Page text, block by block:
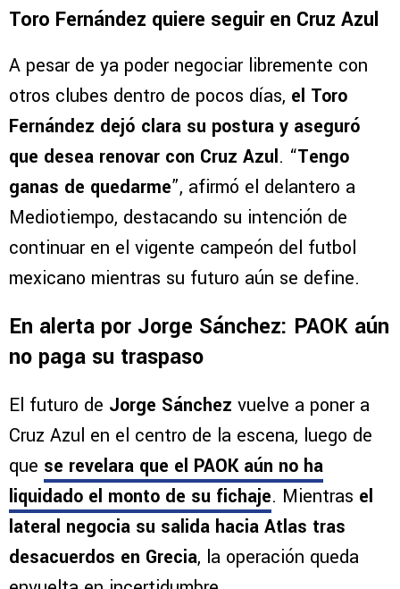
Toro Fernández quiere seguir en Cruz Azul
A pesar de ya poder negociar libremente con
otros clubes dentro de pocos días, el Toro
Fernández dejó clara su postura y aseguró
que desea renovar con Cruz Azul. “Tengo
ganas de quedarme”, afirmó el delantero a
Mediotiempo, destacando su intención de
continuar en el vigente campeón del futbol
mexicano mientras su futuro aún se define.
En alerta por Jorge Sánchez: PAOK aún
no paga su traspaso
El futuro de Jorge Sánchez vuelve a poner a
Cruz Azul en el centro de la escena, luego de
que se revelara que el PAOK aún no ha
liquidado el monto de su fichaje. Mientras el
lateral negocia su salida hacia Atlas tras
desacuerdos en Grecia, la operación queda